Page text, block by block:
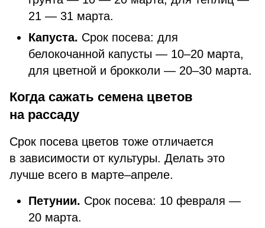
21 — 31 марта.
Капуста. Срок посева: для
белокочанной капусты — 10–20 марта,
для цветной и брокколи — 20–30 марта.
Когда сажать семена цветов
на рассаду
Срок посева цветов тоже отличается
в зависимости от культуры. Делать это
лучше всего в марте–апреле.
Петунии. Срок посева: 10 февраля —
20 марта.